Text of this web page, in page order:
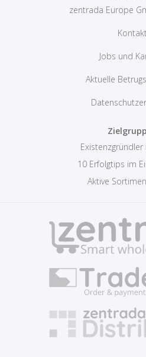
zentrada Europe
Kontakt
Jobs und
Aktuelle
10 Erfolgtips im
Aktive